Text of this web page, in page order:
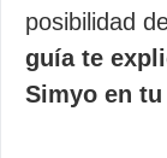
posibilidad
guía te
Simyo en